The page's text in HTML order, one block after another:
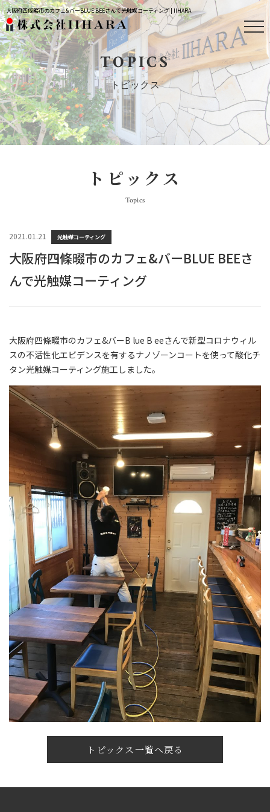
大阪府四條畷市のカフェ&バーBLUE BEEさんで光触媒コーティング | IIHARA
TOPICS
トピックス
トピックス
Topics
2021.01.21 光触媒コーティング
大阪府四條畷市のカフェ&バーBLUE BEEさ
んで光触媒コーティング
大阪府四條畷市のカフェ&バーB lue B eeさんで新型コロナウィル
スの不活性化エビデンスを有するナノゾーンコートを使って酸化チ
タン光触媒コーティング施工しました。
トピックス一覧へ戻る